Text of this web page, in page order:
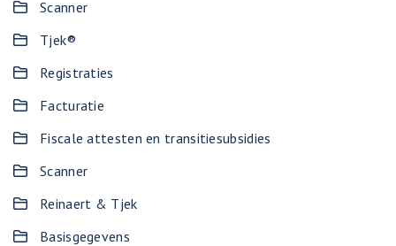
Scanner
Tjek®
Registraties
Facturatie
Fiscale attesten en transitiesubsidies
Scanner
Reinaert & Tjek
Basisgegevens